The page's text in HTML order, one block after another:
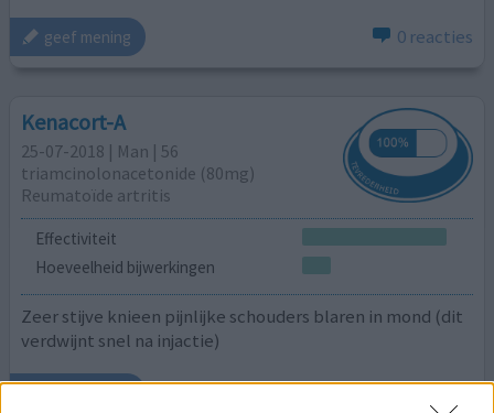
geef mening 0 reacties
Kenacort-A
25-07-2018 | Man | 56
triamcinolonacetonide (80mg)
Reumatoïde artritis
Effectiviteit
Hoeveelheid bijwerkingen
Zeer stijve knieen pijnlijke schouders blaren in mond (dit
verdwijnt snel na injactie)
0 reacties